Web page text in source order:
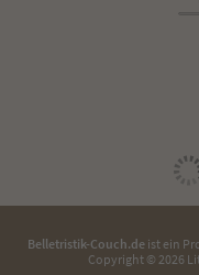
Belletristik-Couch.de ist ein
Copyright © 2026